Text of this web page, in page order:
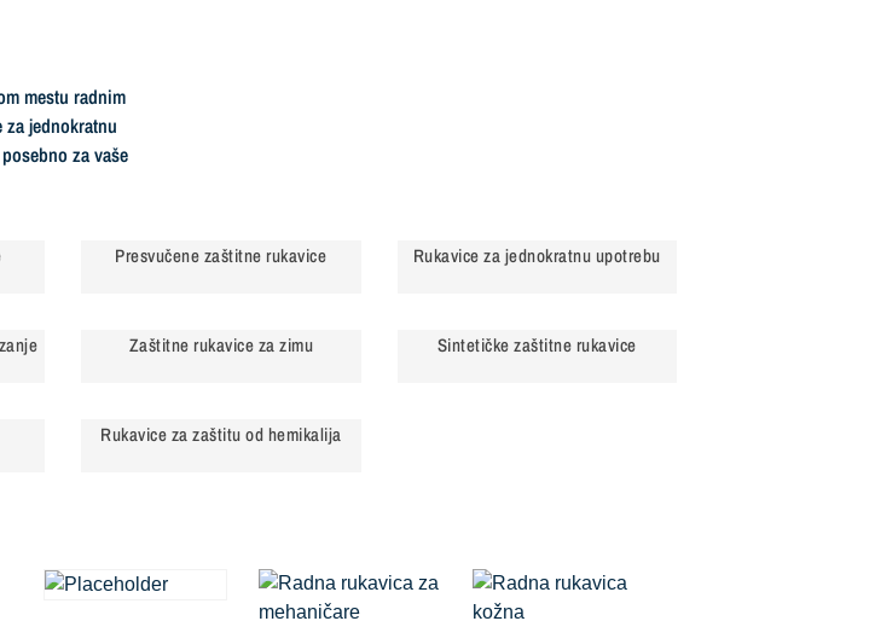
mestu radnim
jednokratnu
za vaše
Presvučene zaštitne rukavice Rukavice za jednokratnu upotrebu
Zaštitne rukavice za zimu Sintetičke zaštitne rukavice
Rukavice za zaštitu od hemikalija